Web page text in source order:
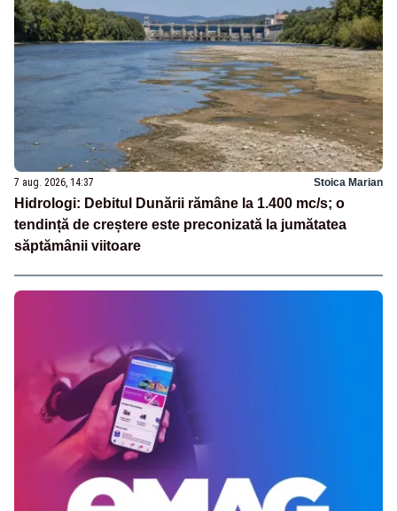
7 aug. 2026, 14:37 Stoica Marian
Hidrologi: Debitul Dunării rămâne la 1.400 mc/s; o
tendință de creștere este preconizată la jumătatea
săptămânii viitoare